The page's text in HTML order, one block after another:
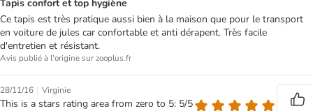
Tapis confort et top hygiène
Ce tapis est très pratique aussi bien à la maison que pour le transport
en voiture de jules car confortable et anti dérapent. Très facile
d'entretien et résistant.
Avis publié à l'origine sur zooplus.fr
28/11/16 | Virginie
This is a stars rating area from zero to 5: 5/5